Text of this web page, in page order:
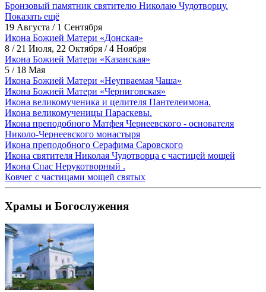
Бронзовый памятник святителю Николаю Чудотворцу.
Показать ещё
19 Августа / 1 Сентября
Икона Божией Матери «Донская»
8 / 21 Июля, 22 Октября / 4 Ноября
Икона Божией Матери «Казанская»
5 / 18 Мая
Икона Божией Матери «Неупваемая Чаша»
Икона Божией Матери «Черниговская»
Икона великомученика и целителя Пантелеимона.
Икона великомученицы Параскевы.
Икона преподобного Матфея Чернеевского - основателя
Николо-Чернеевского монастыря
Икона преподобного Серафима Саровского
Икона святителя Николая Чудотворца с частицей мощей
Икона Спас Нерукотворный .
Ковчег с частицами мощей святых
Храмы и Богослужения